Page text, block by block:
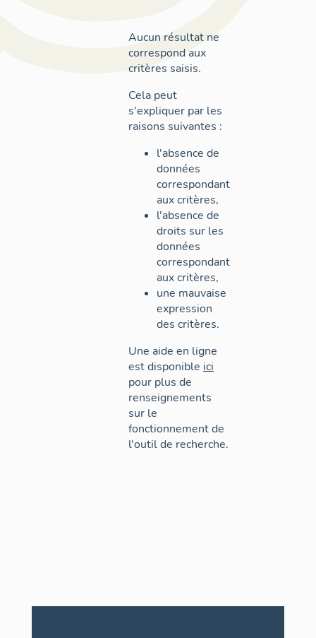
Aucun résultat ne
correspond aux
critères saisis.
Cela peut
s'expliquer par les
raisons suivantes :
l'absence de
données
correspondant
aux critères,
l'absence de
droits sur les
données
correspondant
aux critères,
une mauvaise
expression
des critères.
Une aide en ligne
est disponible ici
pour plus de
renseignements
sur le
fonctionnement de
l'outil de recherche.